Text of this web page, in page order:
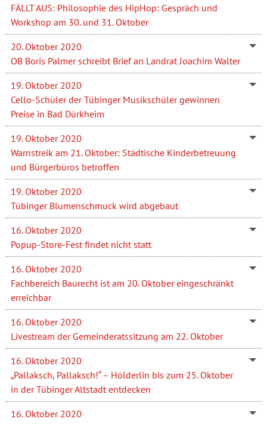
FÄLLT AUS: Philosophie des HipHop: Gespräch und
Workshop am 30. und 31. Oktober
20. Oktober 2020
OB Boris Palmer schreibt Brief an Landrat Joachim Walter
19. Oktober 2020
Cello-Schüler der Tübinger Musikschüler gewinnen
Preise in Bad Dürkheim
19. Oktober 2020
Warnstreik am 21. Oktober: Städtische Kinderbetreuung
und Bürgerbüros betroffen
19. Oktober 2020
Tübinger Blumenschmuck wird abgebaut
16. Oktober 2020
Popup-Store-Fest findet nicht statt
16. Oktober 2020
Fachbereich Baurecht ist am 20. Oktober eingeschränkt
erreichbar
16. Oktober 2020
Livestream der Gemeinderatssitzung am 22. Oktober
16. Oktober 2020
„Pallaksch, Pallaksch!“ – Hölderlin bis zum 25. Oktober
in der Tübinger Altstadt entdecken
16. Oktober 2020